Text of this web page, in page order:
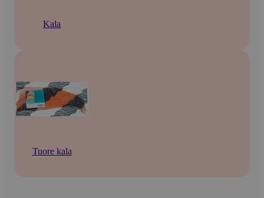
Kala
Tuore kala